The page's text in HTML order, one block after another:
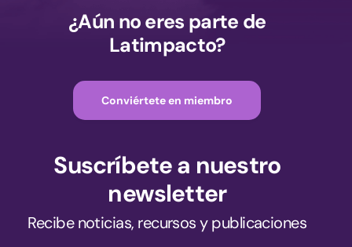
¿Aún no eres parte de
Latimpacto?
Conviértete en miembro
Suscríbete a nuestro
newsletter
Recibe noticias, recursos y publicaciones